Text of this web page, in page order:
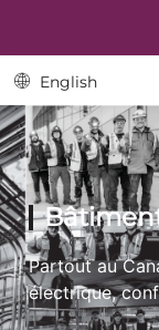
English
Partout au
électrique,